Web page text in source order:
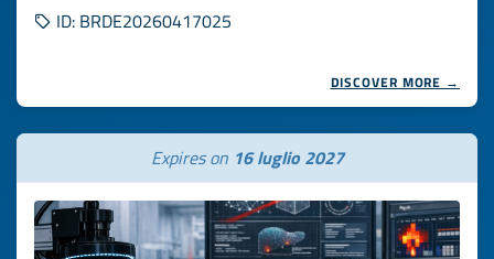
ID: BRDE20260417025
DISCOVER MORE →
Expires on 16 luglio 2027